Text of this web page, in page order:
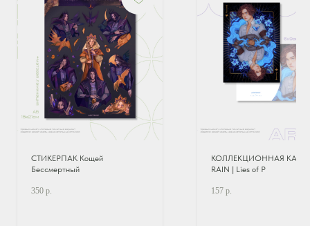
СТИКЕРПАК Кощей
Бессмертный
350 р.
КОЛЛЕКЦИОННАЯ
RAIN | Lies of P
157 р.